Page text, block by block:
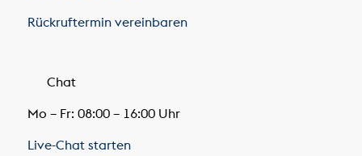
Rückruftermin vereinbaren
Chat
Mo – Fr: 08:00 – 16:00 Uhr
Live-Chat starten